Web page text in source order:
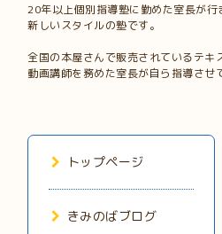
20年以上個別指導塾に勤めた室長が行
新しいスタイルの塾です。
全国の本屋さんで販売されているテキ
動画講師を務めた室長が自ら指導させ
トップページ
きみのばブログ